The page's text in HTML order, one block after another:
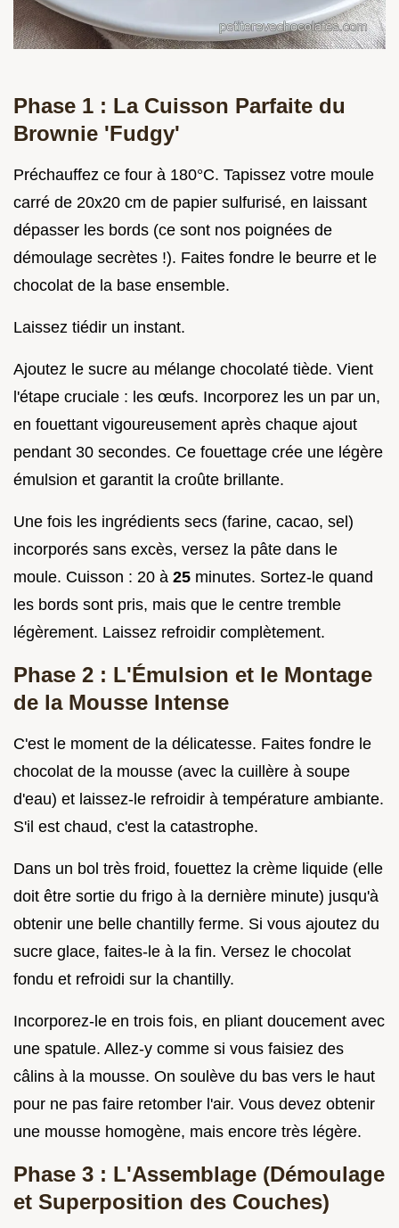
Phase 1 : La Cuisson Parfaite du
Brownie 'Fudgy'
Préchauffez ce four à 180°C. Tapissez votre moule
carré de 20x20 cm de papier sulfurisé, en laissant
dépasser les bords (ce sont nos poignées de
démoulage secrètes !). Faites fondre le beurre et le
chocolat de la base ensemble.
Laissez tiédir un instant.
Ajoutez le sucre au mélange chocolaté tiède. Vient
l'étape cruciale : les œufs. Incorporez les un par un,
en fouettant vigoureusement après chaque ajout
pendant 30 secondes. Ce fouettage crée une légère
émulsion et garantit la croûte brillante.
Une fois les ingrédients secs (farine, cacao, sel)
incorporés sans excès, versez la pâte dans le
moule. Cuisson : 20 à 25 minutes. Sortez-le quand
les bords sont pris, mais que le centre tremble
légèrement. Laissez refroidir complètement.
Phase 2 : L'Émulsion et le Montage
de la Mousse Intense
C'est le moment de la délicatesse. Faites fondre le
chocolat de la mousse (avec la cuillère à soupe
d'eau) et laissez-le refroidir à température ambiante.
S'il est chaud, c'est la catastrophe.
Dans un bol très froid, fouettez la crème liquide (elle
doit être sortie du frigo à la dernière minute) jusqu'à
obtenir une belle chantilly ferme. Si vous ajoutez du
sucre glace, faites-le à la fin. Versez le chocolat
fondu et refroidi sur la chantilly.
Incorporez-le en trois fois, en pliant doucement avec
une spatule. Allez-y comme si vous faisiez des
câlins à la mousse. On soulève du bas vers le haut
pour ne pas faire retomber l'air. Vous devez obtenir
une mousse homogène, mais encore très légère.
Phase 3 : L'Assemblage (Démoulage
et Superposition des Couches)